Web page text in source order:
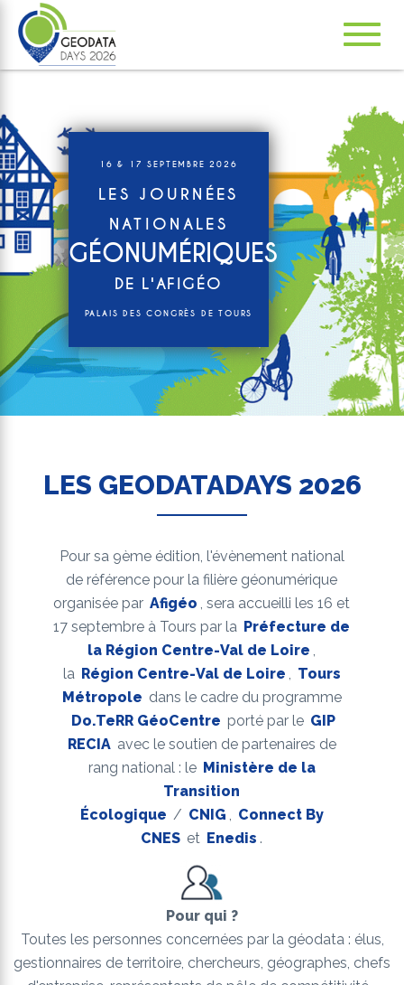
16 & 17 SEPTEMBRE 2026
LES JOURNÉES
NATIONALES
GÉONUMÉRIQUES
DE L'AFIGÉO
PALAIS DES CONGRÈS DE TOURS
LES GEODATADAYS 2026
Pour sa 9ème édition, l'évènement national
de référence pour la filière géonumérique
organisée par Afigéo , sera accueilli les 16 et
17 septembre à Tours par la Préfecture de
la Région Centre-Val de Loire ,
la Région Centre-Val de Loire , Tours
Métropole dans le cadre du programme
Do.TeRR GéoCentre porté par le GIP
RECIA avec le soutien de partenaires de
rang national : le Ministère de la
Transition
Écologique / CNIG , Connect By
CNES et Enedis .
Pour qui ?
Toutes les personnes concernées par la géodata : élus,
gestionnaires de territoire, chercheurs, géographes, chefs